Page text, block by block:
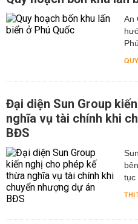
An
Đại diện Sun Group
nghĩa vụ tài chính khi
BĐS
tục
THỊ